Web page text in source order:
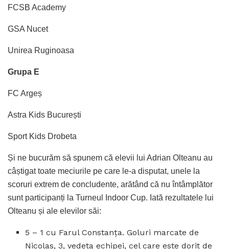
FCSB Academy
GSA Nucet
Unirea Ruginoasa
Grupa E
FC Argeș
Astra Kids București
Sport Kids Drobeta
Și ne bucurăm să spunem că elevii lui Adrian Olteanu au
câștigat toate meciurile pe care le-a disputat, unele la
scoruri extrem de concludente, arătând că nu întâmplător
sunt participanți la Turneul Indoor Cup. Iată rezultatele lui
Olteanu și ale elevilor săi:
5 – 1 cu Farul Constanța. Goluri marcate de
Nicolas, 3, vedeta echipei, cel care este dorit de